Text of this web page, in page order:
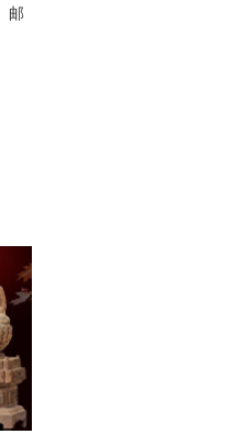
邮